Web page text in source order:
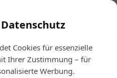
Cookies für essenzielle
Ihrer Zustimmung – für
Werbung.
Fertigen Bau- +